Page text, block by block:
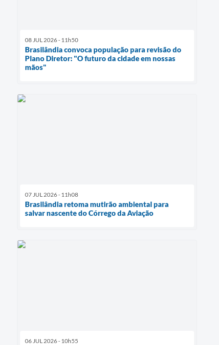
08 JUL 2026 - 11h50
Brasilândia convoca população para revisão do
Plano Diretor: "O futuro da cidade em nossas
mãos"
07 JUL 2026 - 11h08
Brasilândia retoma mutirão ambiental para
salvar nascente do Córrego da Aviação
06 JUL 2026 - 10h55